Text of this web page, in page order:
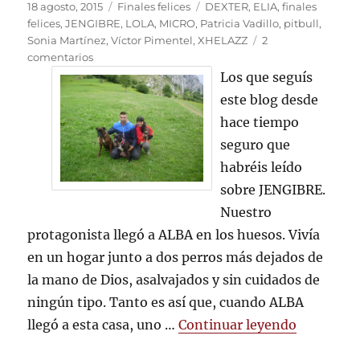
Publicado
el
18 agosto, 2015 Categorías
Finales felices Etiquetas
DEXTER, ELIA,finales
felices,JENGIBRE, LOLA, MICRO, Patricia Vadillo, pitbull,
Sonia Martínez,Víctor Pimentel,XHELAZZ
2
comentariosen
Y,
por
fin,
JENGIBRE
tiene
una
familia
Los que seguís
este blog desde
hace tiempo
seguro que
habréis leído
sobre JENGIBRE.
Nuestro
protagonista llegó a ALBA en los huesos. Vivía
en un hogar junto a dos perros más dejados de
la mano de Dios, asalvajados y sin cuidados de
ningún tipo. Tanto es así que, cuando ALBA
llegó a esta casa, uno …Continuar leyendo